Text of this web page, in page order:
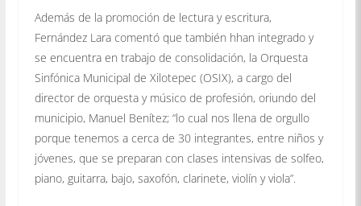
Además de la promoción de lectura y escritura,
Fernández Lara comentó que también hhan integrado y
se encuentra en trabajo de consolidación, la Orquesta
Sinfónica Municipal de Xilotepec (OSIX), a cargo del
director de orquesta y músico de profesión, oriundo del
municipio, Manuel Benítez; “lo cual nos llena de orgullo
porque tenemos a cerca de 30 integrantes, entre niños y
jóvenes, que se preparan con clases intensivas de solfeo,
piano, guitarra, bajo, saxofón, clarinete, violín y viola”.